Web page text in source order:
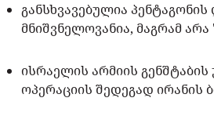
განსხვავებულია
მნიშვნელოვანია, მაგრამ
ისრაელის არმიის
ოპერაციის შედეგად ირანის